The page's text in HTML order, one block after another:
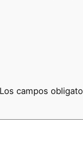
Los campos